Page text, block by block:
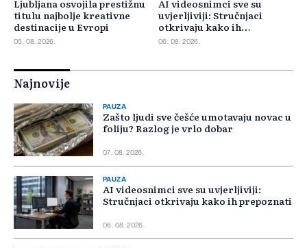
Ljubljana osvojila prestižnu
titulu najbolje kreativne
destinacije u Evropi
05. 08. 2026.
AI videosnimci sve su
uvjerljiviji: Stručnjaci
otkrivaju kako ih
prepoznati
06. 08. 2026.
Najnovije
PAUZA
Zašto ljudi sve češće umotavaju novac u
foliju? Razlog je vrlo dobar
07. 08. 2026.
PAUZA
AI videosnimci sve su uvjerljiviji:
Stručnjaci otkrivaju kako ih prepoznati
06. 08. 2026.